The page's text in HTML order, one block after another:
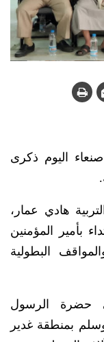
اليوم ذكرى
هادي عمار،
بأمير المؤمنين
البطولية
حضرة الرسول
بمنطقة غدير